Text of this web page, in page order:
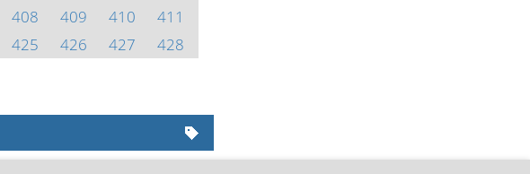
408 409 410
411
425 426 427
428